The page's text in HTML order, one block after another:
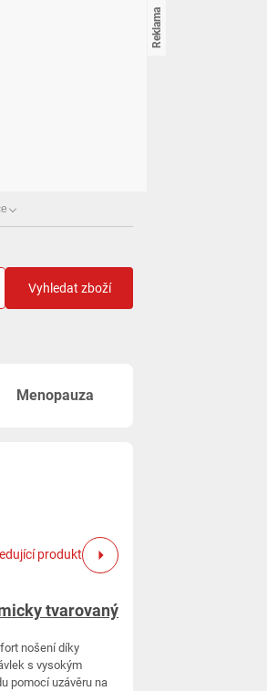
Vyhledat zboží
Menopauza
produkt
tvarovaný
nošení díky
s vysokým
pomocí uzávěru na